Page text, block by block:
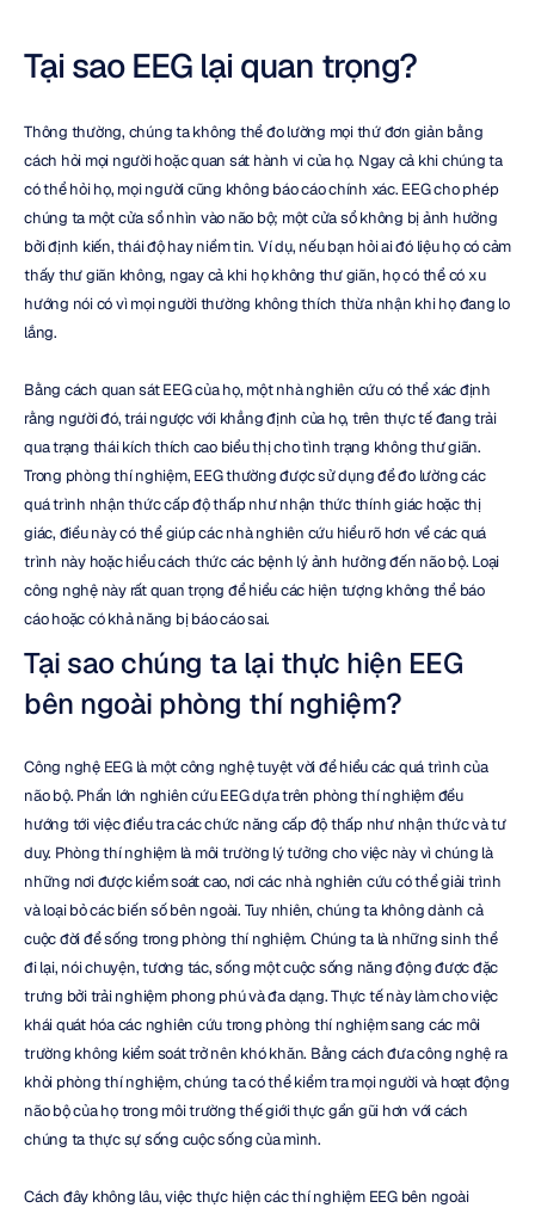
Tại sao EEG lại quan trọng?
Thông thường, chúng ta không thể đo lường mọi thứ đơn giản bằng
cách hỏi mọi người hoặc quan sát hành vi của họ. Ngay cả khi chúng ta
có thể hỏi họ, mọi người cũng không báo cáo chính xác. EEG cho phép
chúng ta một cửa sổ nhìn vào não bộ; một cửa sổ không bị ảnh hưởng
bởi định kiến, thái độ hay niềm tin. Ví dụ, nếu bạn hỏi ai đó liệu họ có cảm
thấy thư giãn không, ngay cả khi họ không thư giãn, họ có thể có xu
hướng nói có vì mọi người thường không thích thừa nhận khi họ đang lo
lắng.
Bằng cách quan sát EEG của họ, một nhà nghiên cứu có thể xác định
rằng người đó, trái ngược với khẳng định của họ, trên thực tế đang trải
qua trạng thái kích thích cao biểu thị cho tình trạng không thư giãn.
Trong phòng thí nghiệm, EEG thường được sử dụng để đo lường các
quá trình nhận thức cấp độ thấp như nhận thức thính giác hoặc thị
giác, điều này có thể giúp các nhà nghiên cứu hiểu rõ hơn về các quá
trình này hoặc hiểu cách thức các bệnh lý ảnh hưởng đến não bộ. Loại
công nghệ này rất quan trọng để hiểu các hiện tượng không thể báo
cáo hoặc có khả năng bị báo cáo sai.
Tại sao chúng ta lại thực hiện EEG
bên ngoài phòng thí nghiệm?
Công nghệ EEG là một công nghệ tuyệt vời để hiểu các quá trình của
não bộ. Phần lớn nghiên cứu EEG dựa trên phòng thí nghiệm đều
hướng tới việc điều tra các chức năng cấp độ thấp như nhận thức và tư
duy. Phòng thí nghiệm là môi trường lý tưởng cho việc này vì chúng là
những nơi được kiểm soát cao, nơi các nhà nghiên cứu có thể giải trình
và loại bỏ các biến số bên ngoài. Tuy nhiên, chúng ta không dành cả
cuộc đời để sống trong phòng thí nghiệm. Chúng ta là những sinh thể
đi lại, nói chuyện, tương tác, sống một cuộc sống năng động được đặc
trưng bởi trải nghiệm phong phú và đa dạng. Thực tế này làm cho việc
khái quát hóa các nghiên cứu trong phòng thí nghiệm sang các môi
trường không kiểm soát trở nên khó khăn. Bằng cách đưa công nghệ ra
khỏi phòng thí nghiệm, chúng ta có thể kiểm tra mọi người và hoạt động
não bộ của họ trong môi trường thế giới thực gần gũi hơn với cách
chúng ta thực sự sống cuộc sống của mình.
Cách đây không lâu, việc thực hiện các thí nghiệm EEG bên ngoài